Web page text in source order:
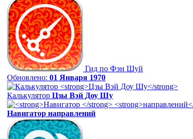
Гид по Фэн Шуй
Обновлено: 01 Января 1970
Калькулятор Цзы Вэй Доу Шу
Навигатор направлений